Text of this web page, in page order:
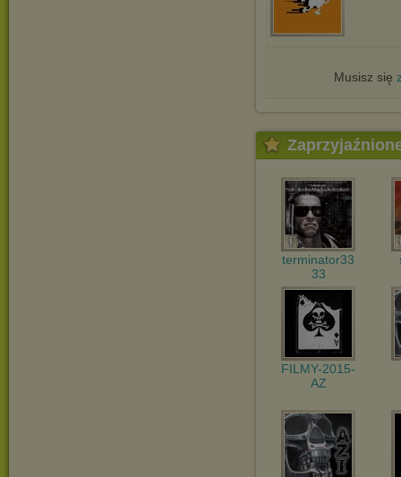
Musisz się
terminator33
33
FILMY-2015-
AZ